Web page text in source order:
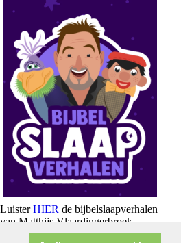
LuisterHIER de bijbelslaapverhalen
van Matthijs Vlaardingerbroek